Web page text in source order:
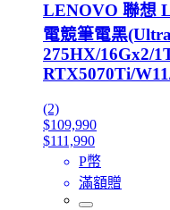
LENOVO 聯想
電競筆電黑
275HX/16Gx2/
RTX5070Ti/
(2)
$109,990
$111,990
P幣
滿額贈